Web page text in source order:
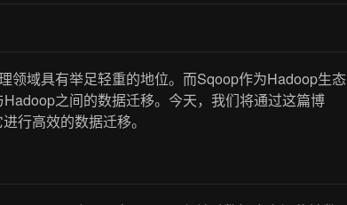
领域具有举足轻重的地位。而Sqoop作为Hadoop生态
之间的数据迁移。今天，我们将通过这篇博
行高效的数据迁移。